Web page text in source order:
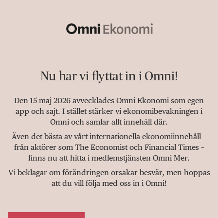
Nu har vi flyttat in i Omni!
Den 15 maj 2026 avvecklades Omni Ekonomi som egen
app och sajt. I stället stärker vi ekonomibevakningen i
Omni och samlar allt innehåll där.
Även det bästa av vårt internationella ekonomiinnehåll –
från aktörer som The Economist och Financial Times –
finns nu att hitta i medlemstjänsten Omni Mer.
Vi beklagar om förändringen orsakar besvär, men hoppas
att du vill följa med oss in i Omni!